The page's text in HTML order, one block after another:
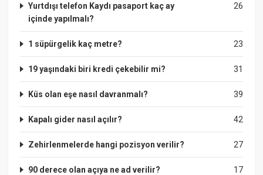
26
Yurtdışı telefon Kaydı pasaport kaç ay
içinde yapılmalı?
23
1 süpürgelik kaç metre?
31
19 yaşındaki biri kredi çekebilir mi?
39
Küs olan eşe nasıl davranmalı?
42
Kapalı gider nasıl açılır?
27
Zehirlenmelerde hangi pozisyon verilir?
17
90 derece olan açıya ne ad verilir?